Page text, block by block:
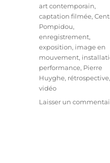
Étiquettes
art contemporain,
captation filmée,
Pompidou,
enregistrement,
exposition, image en
mouvement,
performance, Pierre
Huyghe, rétrospective,
vidéo
Laisser un